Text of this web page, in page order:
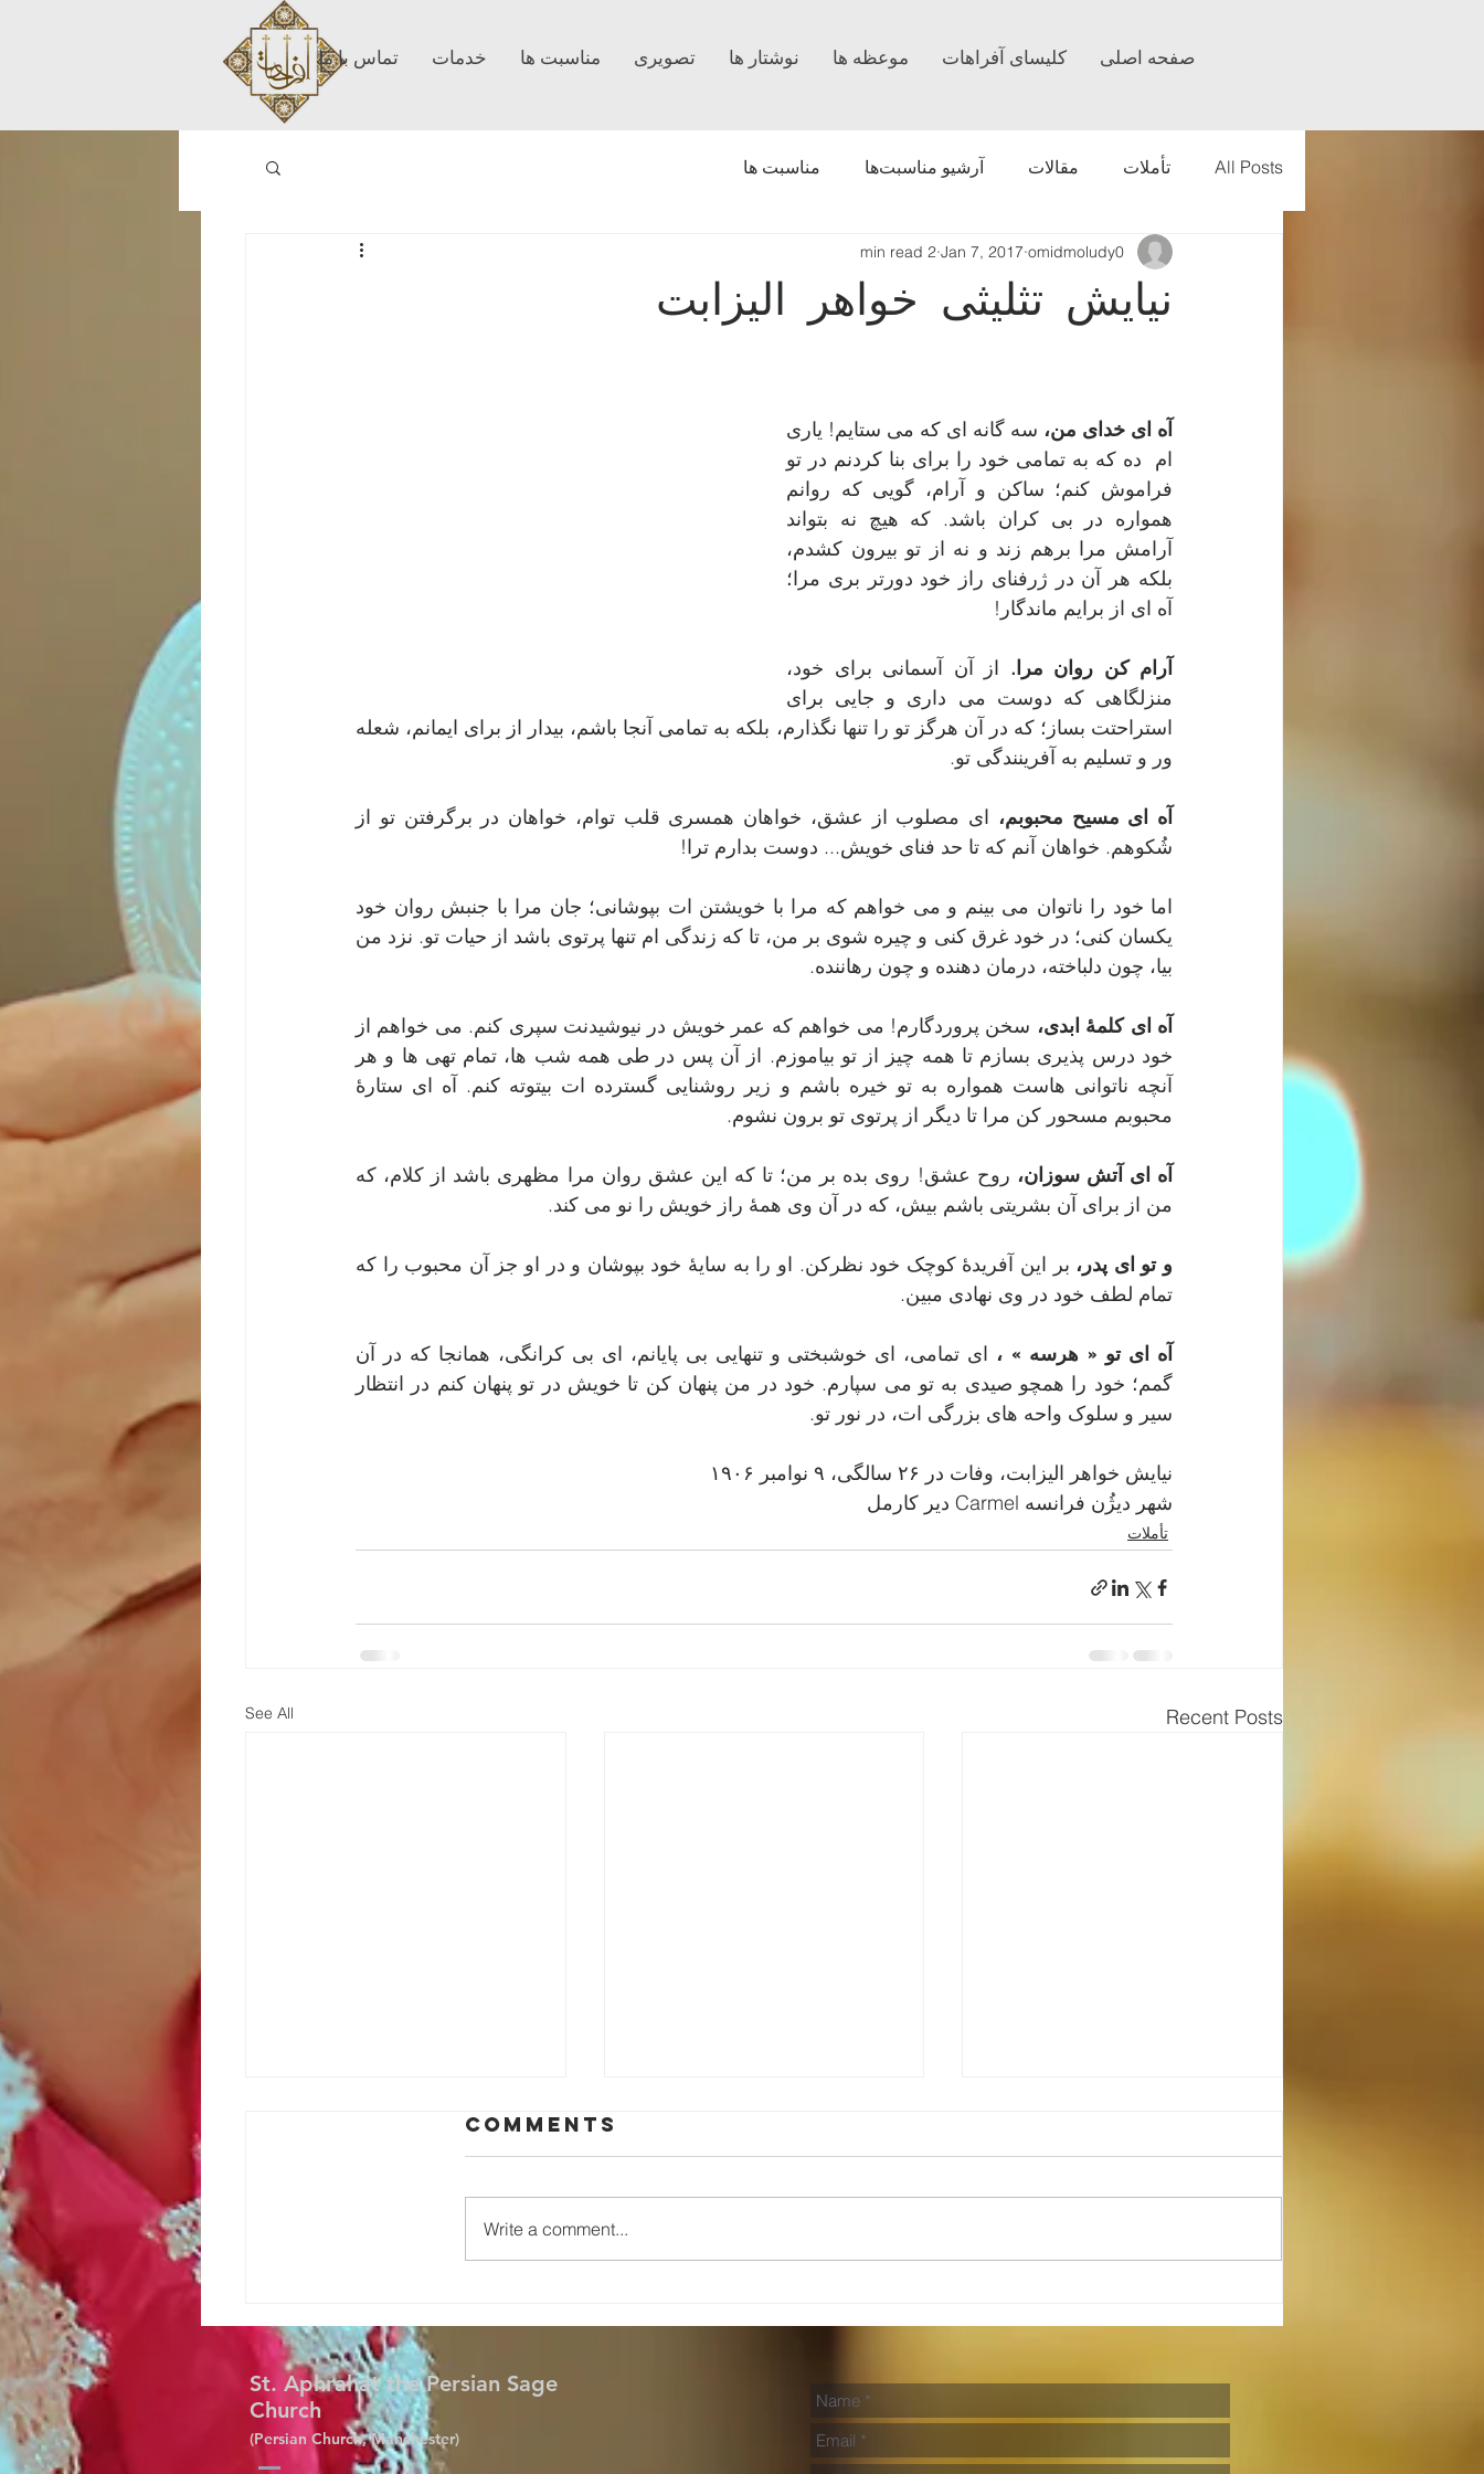
صفحه اصلی کلیسای آفراهات موعظه ها نوشتار ها تصویری مناسبت ‌ها خدمات تماس با ما
All Posts تأملات مقالات آرشیو مناسبت‌ها مناسبت ها
نیایش تثلیثی خواهر الیزابت
omidmoludy0
Jan 7, 2017
2 min read
آه ای خدای من،
آه ای از برایم ماندگار!
آرام کن روان مرا.
ور و تسلیم به آفرینندگی تو.
آه ای مسیح محبوبم،
شُکوهم. خواهان آنم که تا حد فنای خویش... دوست بدارم ترا!
بیا، چون دلباخته، درمان دهنده و چون رهاننده.
آه ای کلمۀ ابدی،
محبوبم مسحور کن مرا تا دیگر از پرتوی تو برون نشوم.
آه ای آتش سوزان،
من از برای آن بشریتی باشم بیش، که در آن وی همۀ راز خویش را نو می کند.
و تو ای پدر،
تمام لطف خود در وی نهادی مبین.
آه ای تو « هرسه » ،
سیر و سلوک واحه های بزرگی ات، در نور تو.
نیایش خواهر الیزابت، وفات در ۲۶ سالگی، ۹ نوامبر ۱۹۰۶
شهر دیژُن فرانسه Carmel دیر کارمل
تأملات
Recent Posts
See All
نیایش دعا سرما
Comments
Write a comment...
St. Aphrahat the Persian Sage
Church
(Persian Church, Manchester)